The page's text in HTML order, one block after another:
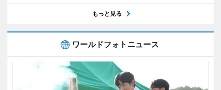
もっと見る
ワールドフォトニュース